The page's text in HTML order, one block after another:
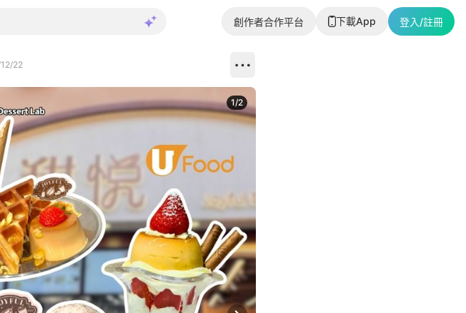
創作者合作平台 下載App 登入/註冊
22
1/2